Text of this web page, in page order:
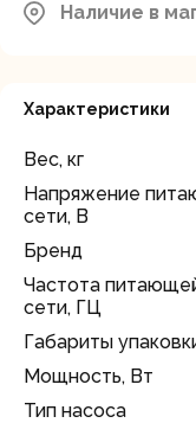
Наличие в
Характеристики
Вес, кг
Напряжение
сети, В
Бренд
Частота
сети, ГЦ
Габариты
Мощность, Вт
Тип насоса